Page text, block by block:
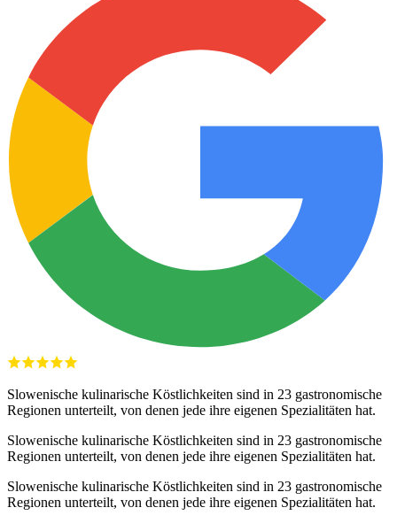
Slowenische kulinarische Köstlichkeiten sind in 23 gastronomische
Regionen unterteilt, von denen jede ihre eigenen Spezialitäten hat.
Slowenische kulinarische Köstlichkeiten sind in 23 gastronomische
Regionen unterteilt, von denen jede ihre eigenen Spezialitäten hat.
Slowenische kulinarische Köstlichkeiten sind in 23 gastronomische
Regionen unterteilt, von denen jede ihre eigenen Spezialitäten hat.